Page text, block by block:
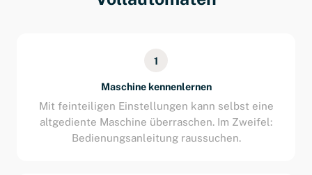
1
Maschine kennenlernen
Mit feinteiligen Einstellungen kann selbst eine
altgediente Maschine überraschen. Im Zweifel:
Bedienungsanleitung raussuchen.